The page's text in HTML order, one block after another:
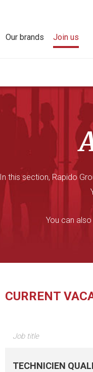
Our brands Join us
In this section, Rapido
You can
CURRENT
Job title
TECHNICIEN